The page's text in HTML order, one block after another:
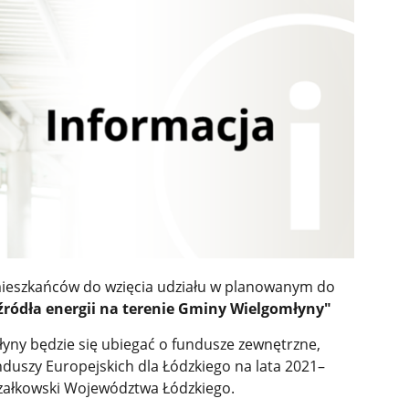
do wzięcia udziału w planowanym do
energii na terenie Gminy Wielgomłyny"
będzie się ubiegać o fundusze zewnętrzne,
Europejskich dla Łódzkiego na lata 2021–
Województwa Łódzkiego.